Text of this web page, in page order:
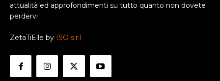
attualità ed approfondimenti su tutto quanto non dovete
perdervi
ZetaTiElle by ISO s.r.l